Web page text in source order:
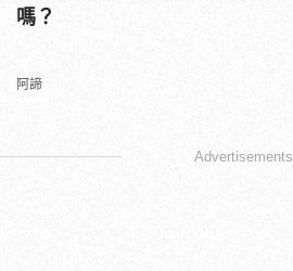
嗎？
阿諦
Advertisements